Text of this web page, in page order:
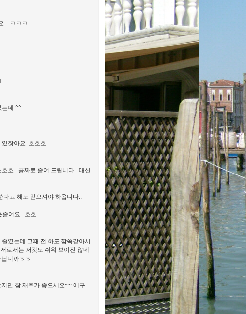
....ㅋㅋㅋ
는데 ^^
잖아요. 호호호
호.. 공짜로 줄여 드립니다...대신
다고 해도 믿으셔야 하옵니다..
줄여요...호호
였는데 그때 전 하도 깜쪽같아서
로서는 저것도 쉬워 보이진 않네
니까ㅎㅎ
만 참 재주가 좋으세요~~ 에구